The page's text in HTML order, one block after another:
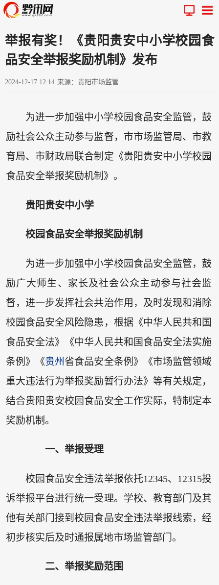
举报有奖！《贵阳贵安中小学校园食
品安全举报奖励机制》发布
2024-12-17 12:14 来源：贵阳市场监管
为进一步加强中小学校园食品安全监管，鼓
励社会公众主动参与监督，市市场监管局、市教
育局、市财政局联合制定《贵阳贵安中小学校园
食品安全举报奖励机制》。
贵阳贵安中小学
校园食品安全举报奖励机制
为进一步加强中小学校园食品安全监管，鼓
励广大师生、家长及社会公众主动参与社会监
督，进一步发挥社会共治作用，及时发现和消除
校园食品安全风险隐患，根据《中华人民共和国
食品安全法》《中华人民共和国食品安全法实施
条例》《贵州 省食品安全条例》《市场监管领域
重大违法行为举报奖励暂行办法》等有关规定，
结合贵阳贵安校园食品安全工作实际，特制定本
奖励机制。
一、举报受理
校园食品安全违法举报依托12345、12315投
诉举报平台进行统一受理。学校、教育部门及其
他有关部门接到校园食品安全违法举报线索，经
初步核实后及时通报属地市场监管部门。
二、举报奖励范围